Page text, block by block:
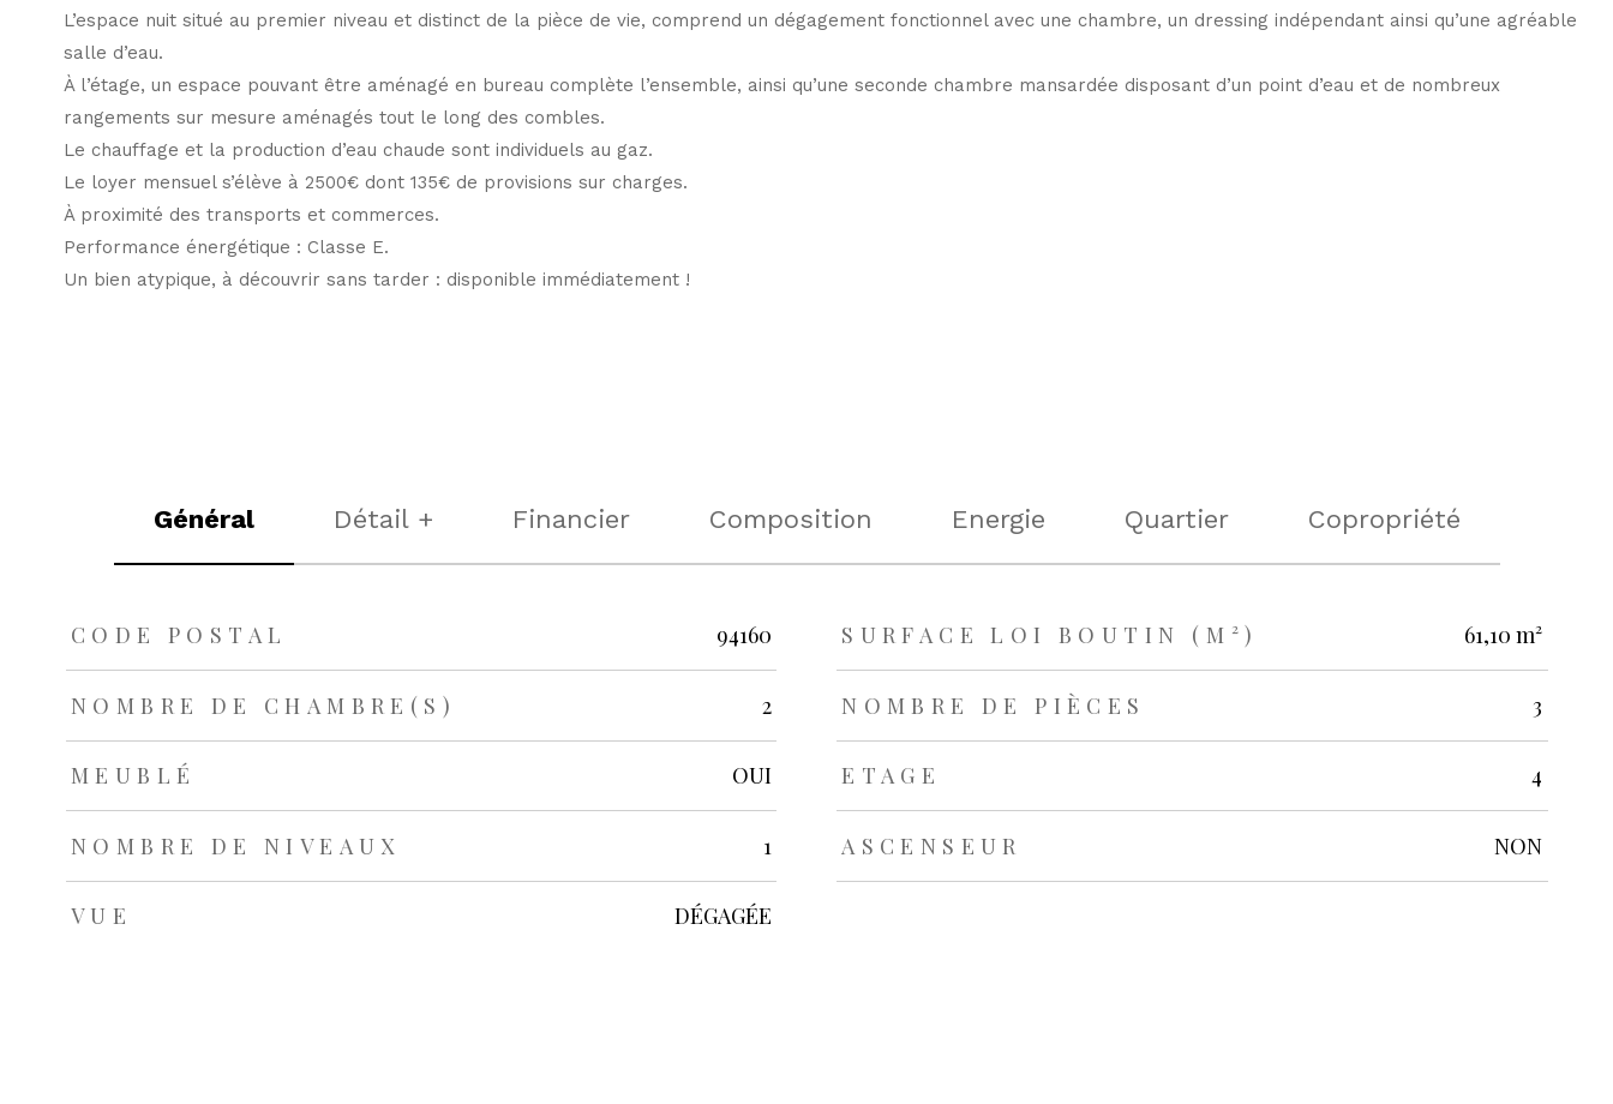
L’espace nuit situé au premier niveau et distinct de la pièce de vie, comprend un dégagement fonctionnel avec une chambre, un dressing indépendant ainsi qu’une agréable
salle d’eau.
À l’étage, un espace pouvant être aménagé en bureau complète l’ensemble, ainsi qu’une seconde chambre mansardée disposant d’un point d’eau et de nombreux
rangements sur mesure aménagés tout le long des combles.
Le chauffage et la production d’eau chaude sont individuels au gaz.
Le loyer mensuel s’élève à 2500€ dont 135€ de provisions sur charges.
À proximité des transports et commerces.
Performance énergétique : Classe E.
Un bien atypique, à découvrir sans tarder : disponible immédiatement !
Général Détail + Financier Composition Energie Quartier Copropriété
TRAD_ZEPHYR_Caracteristique
CODE POSTAL 94160 SURFACE LOI BOUTIN (M²) 61,10 m²
NOMBRE DE CHAMBRE(S) 2 NOMBRE DE PIÈCES 3
MEUBLÉ OUI ETAGE 4
NOMBRE DE NIVEAUX 1 ASCENSEUR NON
VUE DÉGAGÉE